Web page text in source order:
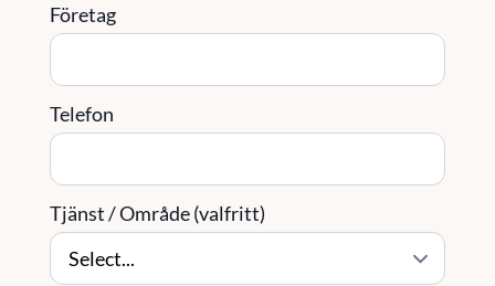
Företag
Telefon
Tjänst / Område (valfritt)